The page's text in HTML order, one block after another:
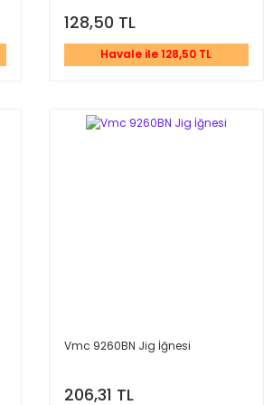
128,50 TL
Havale ile 128,50 TL
Vmc 9260BN Jig İğnesi
206,31 TL